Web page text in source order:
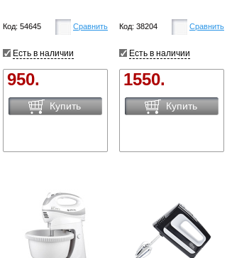
Код: 54645 Сравнить
Есть в наличии
950.
Купить
Код: 38204 Сравнить
Есть в наличии
1550.
Купить